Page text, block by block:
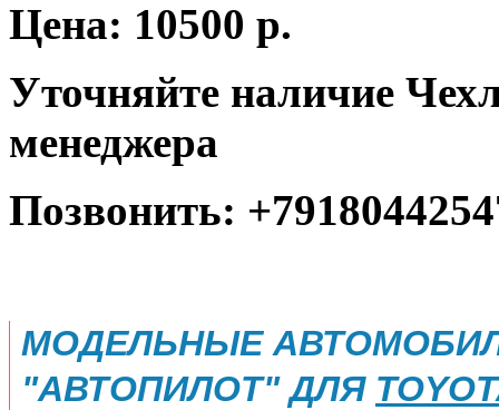
Цена: 10500 р.
Уточняйте наличие
менеджера
Позвонить:
МОДЕЛЬНЫЕ
"АВТОПИЛОТ" ДЛЯ